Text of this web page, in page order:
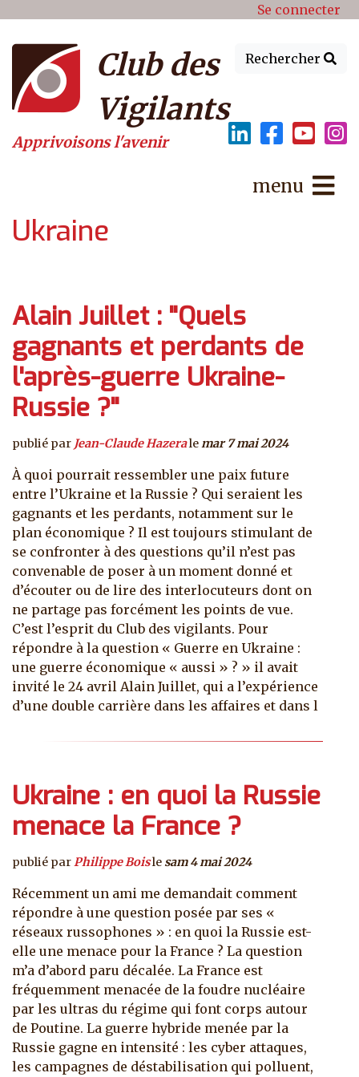
Menu du compte de Se connecter
Rechercher
Club des
Vigilants
Apprivoisons l'avenir
menu
Ukraine
Alain Juillet : "Quels
gagnants et perdants de
l'après-guerre Ukraine-
Russie ?"
publié par Jean-Claude Hazeralemar 7 mai 2024
À quoi pourrait ressembler une paix future
entre l’Ukraine et la Russie ? Qui seraient les
gagnants et les perdants, notamment sur le
plan économique ? Il est toujours stimulant de
se confronter à des questions qu’il n’est pas
convenable de poser à un moment donné et
d’écouter ou de lire des interlocuteurs dont on
ne partage pas forcément les points de vue.
C’est l’esprit du Club des vigilants. Pour
répondre à la question « Guerre en Ukraine :
une guerre économique « aussi » ? » il avait
invité le 24 avril Alain Juillet, qui a l’expérience
d’une double carrière dans les affaires et dans l
Ukraine : en quoi la Russie
menace la France ?
publié parPhilippe Boisle sam 4 mai 2024
Récemment un ami me demandait comment
répondre à une question posée par ses «
réseaux russophones » : en quoi la Russie est-
elle une menace pour la France ? La question
m’a d’abord paru décalée. La France est
fréquemment menacée de la foudre nucléaire
par les ultras du régime qui font corps autour
de Poutine. La guerre hybride menée par la
Russie gagne en intensité : les cyber attaques,
les campagnes de déstabilisation qui polluent,